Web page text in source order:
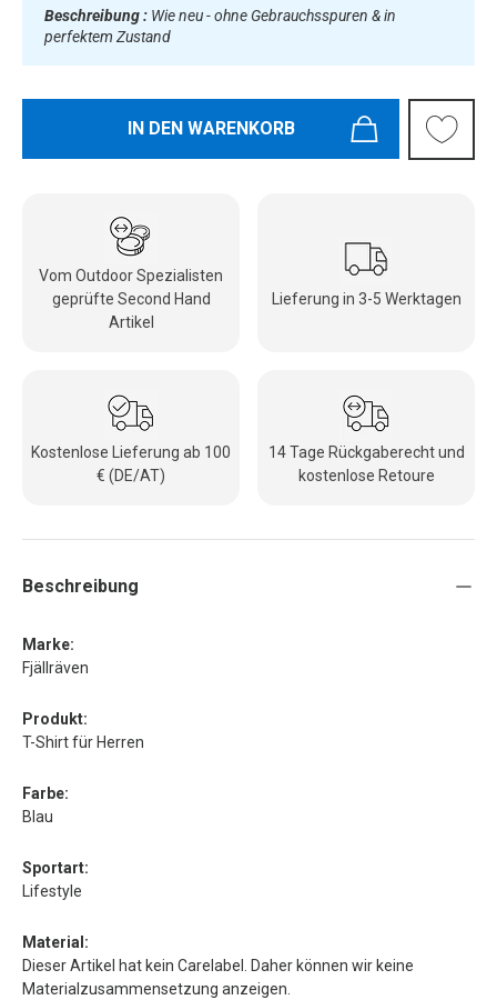
Beschreibung : Wie neu - ohne Gebrauchsspuren & in
perfektem Zustand
IN DEN WARENKORB
Vom Outdoor Spezialisten
geprüfte Second Hand
Artikel
Lieferung in 3-5 Werktagen
Kostenlose Lieferung ab 100
€ (DE/AT)
14 Tage Rückgaberecht und
kostenlose Retoure
Beschreibung
Marke:
Fjällräven
Produkt:
T-Shirt für Herren
Farbe:
Blau
Sportart:
Lifestyle
Material:
Dieser Artikel hat kein Carelabel. Daher können wir keine
Materialzusammensetzung anzeigen.